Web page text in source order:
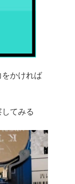
かければ
てみる